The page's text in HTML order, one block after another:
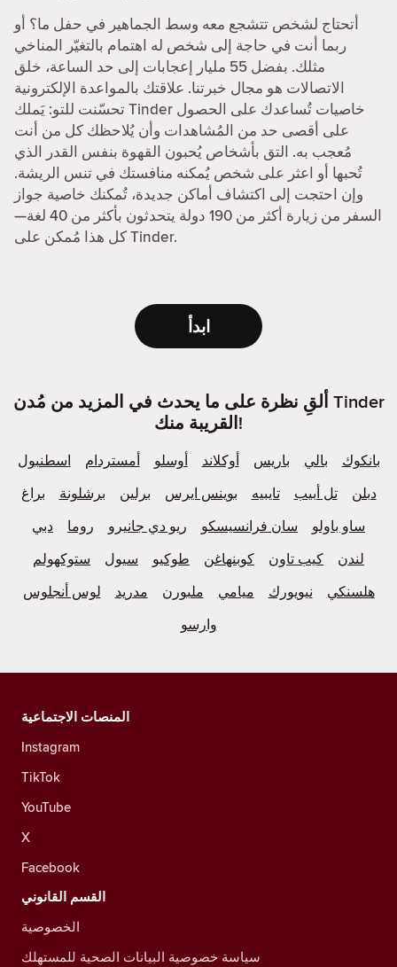
أتحتاج لشخص تتشجع معه وسط الجماهير في حفل ما؟ أو
ربما أنت في حاجة إلى شخص له اهتمام بالتغيّر المناخي
مثلك. بفضل 55 مليار إعجابات إلى حد الساعة، خلق
الاتصالات هو مجال خبرتنا. علاقتك بالمواعدة الإلكترونية
تحسّنت للتو: يَملك Tinder خاصيات تُساعدك على الحصول
على أقصى حد من المُشاهدات وأن يُلاحظك كل من أنت
مُعجب به. التق بأشخاص يُحبون القهوة بنفس القدر الذي
تُحبها أو اعثر على شخص يُمكنه منافستك في تنس الريشة.
وإن احتجت إلى اكتشاف أماكن جديدة، تُمكنك خاصية جواز
السفر من زيارة أكثر من 190 دولة يتحدثون بأكثر من 40 لغة—
كل هذا مُمكن على Tinder.
ابدأ
ألقِ نظرة على ما يحدث في المزيد من مُدن Tinder
القريبة منك!
اسطنبول أمستردام أوسلو أوكلاند باريس بالي
بانكوك
براغ
برشلونة برلين بوينس ايرس تايبيه تل أبيب
دبلن
دبي
روما ريو دي جانيرو سان فرانسيسكو
ساو باولو
ستوكهولم
سيول طوكيو كوبنهاغن كيب تاون
لندن
لوس أنجلوس
مدريد ملبورن ميامي نيويورك
هلسنكي
وارسو
المنصات الاجتماعية
Instagram
TikTok
YouTube
X
Facebook
القسم القانوني
الخصوصية
سياسة خصوصية البيانات الصحية للمستهلك